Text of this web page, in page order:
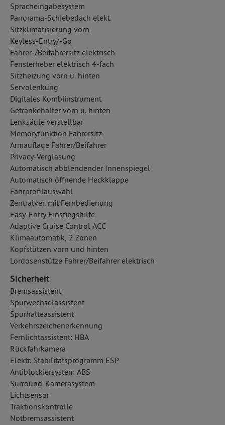
Spracheingabesystem
Panorama-Schiebedach elekt.
Sitzklimatisierung vorn
Keyless-Entry/-Go
Fahrer-/Beifahrersitz elektrisch
Fensterheber elektrisch 4-fach
Sitzheizung vorn u. hinten
Servolenkung
Digitales Kombiinstrument
Getränkehalter vorn u. hinten
Lenksäule verstellbar
Memoryfunktion Fahrersitz
Armauflage Fahrer/Beifahrer
Privacy-Verglasung
Automatisch abblendender Innenspiegel
Automatisch öffnende Heckklappe
Fahrprofilauswahl
Zentralver. mit Fernbedienung
Easy-Entry Einstiegshilfe
Adaptive Cruise Control ACC
Klimaautomatik, 2 Zonen
Kopfstützen vorn und hinten
Lordosenstütze Fahrer/Beifahrer elektrisch
Sicherheit
Bremsassistent
Spurwechselassistent
Spurhalteassistent
Verkehrszeichenerkennung
Fernlichtassistent: HBA
Rückfahrkamera
Elektr. Stabilitätsprogramm ESP
Antiblockiersystem ABS
Surround-Kamerasystem
Lichtsensor
Traktionskontrolle
Notbremsassistent